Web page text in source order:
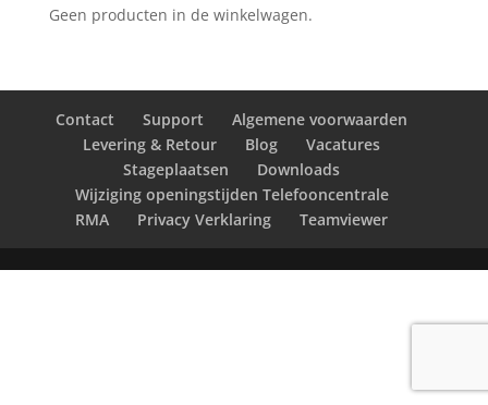
Geen producten in de winkelwagen.
Contact Support
Algemene voorwaarden
Levering & Retour
Blog
Vacatures
Stageplaatsen
Downloads
Wijziging openingstijden Telefooncentrale
RMA
Privacy Verklaring Teamviewer